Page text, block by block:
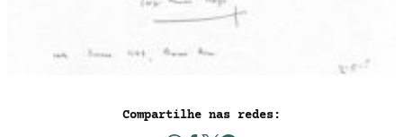
Compartilhe nas redes: